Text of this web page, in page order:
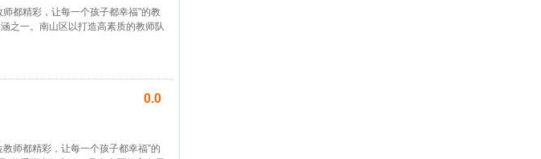
都精彩，让每一个孩子都幸福”的教
之一。南山区以打造高素质的教师队
0.0
师都精彩，让每一个孩子都幸福”的